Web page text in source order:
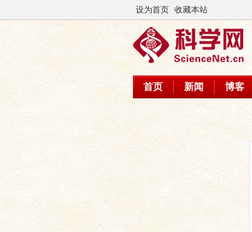
设为首页 收藏本站
首页 新闻 博客